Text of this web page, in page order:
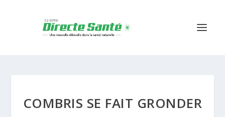
COMBRIS SE FAIT GRONDER